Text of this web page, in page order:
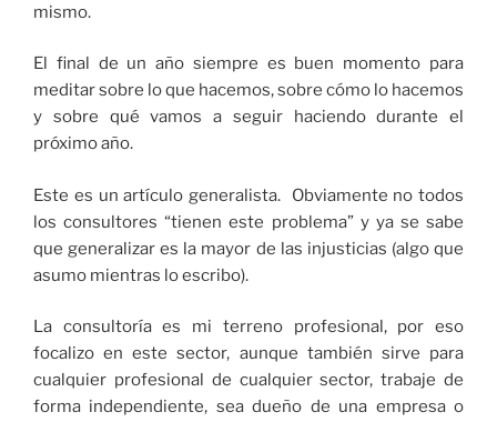
mismo.
El final de un año siempre es buen momento para
meditar sobre lo que hacemos, sobre cómo lo hacemos
y sobre qué vamos a seguir haciendo durante el
próximo año.
Este es un artículo generalista. Obviamente no todos
los consultores “tienen este problema” y ya se sabe
que generalizar es la mayor de las injusticias (algo que
asumo mientras lo escribo).
La consultoría es mi terreno profesional, por eso
focalizo en este sector, aunque también sirve para
cualquier profesional de cualquier sector, trabaje de
forma independiente, sea dueño de una empresa o